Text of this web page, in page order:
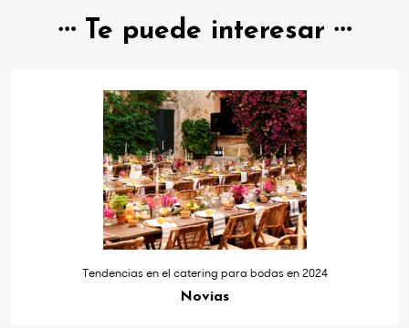
Te puede interesar
Tendencias en el catering para bodas en 2024
Novias